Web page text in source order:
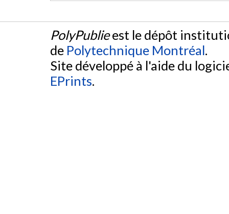
PolyPublieest le dépôt
de Polytechnique Montréal.
Site développé à l'aide du
EPrints.